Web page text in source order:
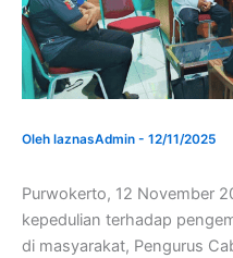
Oleh laznasAdmin - 12/11/2025
Purwokerto, 12 November
kepedulian terhadap
di masyarakat, Pengurus